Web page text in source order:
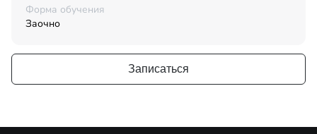
Форма обучения
Заочно
Записаться